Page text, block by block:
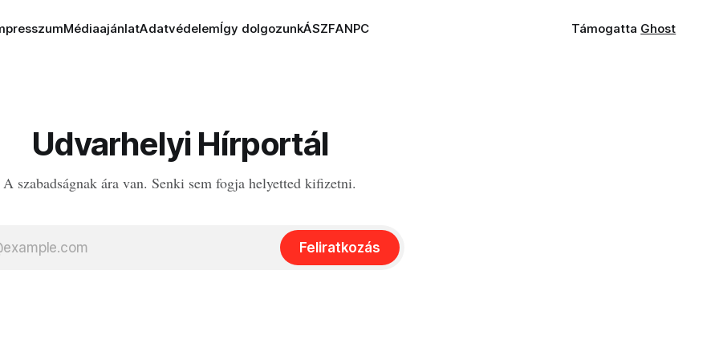
MédiaajánlatAdatvédelemÍgy dolgozunkÁSZFANPC Támogatta Ghost
Udvarhelyi Hírportál
A szabadságnak ára van. Senki sem fogja helyetted kifizetni.
Feliratkozás